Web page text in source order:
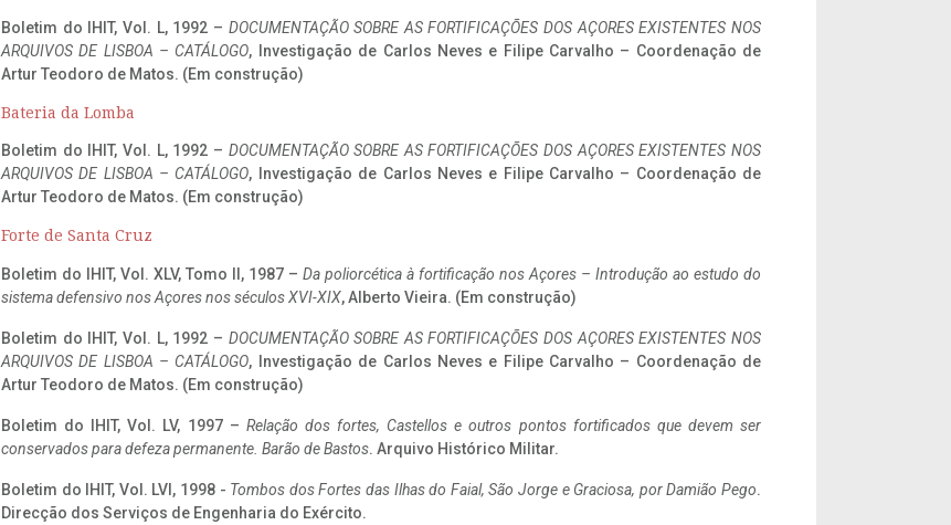
Boletim do IHIT, Vol. L, 1992 – DOCUMENTAÇÃO SOBRE AS FORTIFICAÇÕES DOS AÇORES EXISTENTES NOS
ARQUIVOS DE LISBOA – CATÁLOGO, Investigação de Carlos Neves e Filipe Carvalho – Coordenação de
Artur Teodoro de Matos. (Em construção)
Bateria da Lomba
Boletim do IHIT, Vol. L, 1992 – DOCUMENTAÇÃO SOBRE AS FORTIFICAÇÕES DOS AÇORES EXISTENTES NOS
ARQUIVOS DE LISBOA – CATÁLOGO, Investigação de Carlos Neves e Filipe Carvalho – Coordenação de
Artur Teodoro de Matos. (Em construção)
Forte de Santa Cruz
Boletim do IHIT, Vol. XLV, Tomo II, 1987 – Da poliorcética à fortificação nos Açores – Introdução ao estudo do
sistema defensivo nos Açores nos séculos XVI-XIX, Alberto Vieira. (Em construção)
Boletim do IHIT, Vol. L, 1992 – DOCUMENTAÇÃO SOBRE AS FORTIFICAÇÕES DOS AÇORES EXISTENTES NOS
ARQUIVOS DE LISBOA – CATÁLOGO, Investigação de Carlos Neves e Filipe Carvalho – Coordenação de
Artur Teodoro de Matos. (Em construção)
Boletim do IHIT, Vol. LV, 1997 – Relação dos fortes, Castellos e outros pontos fortificados que devem ser
conservados para defeza permanente. Barão de Bastos. Arquivo Histórico Militar.
Boletim do IHIT, Vol. LVI, 1998 - Tombos dos Fortes das Ilhas do Faial, São Jorge e Graciosa, por Damião Pego.
Direcção dos Serviços de Engenharia do Exército.